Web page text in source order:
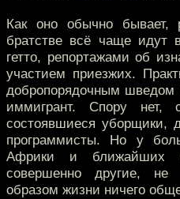
Как оно обычно бывает,
братстве всё чаще идут
гетто, репортажами об
участием приезжих.
добропорядочным шведом
иммигрант. Спору нет,
состоявшиеся уборщики,
программисты. Но у
Африки и ближайших
совершенно другие,
образом жизни ничего